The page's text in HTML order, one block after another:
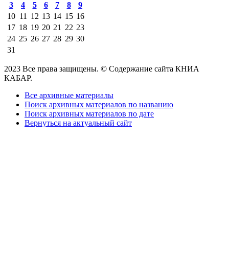
3
4 5 6 7 8
9
10 11 12 13 14 15 16
17 18 19 20 21 22 23
24 25 26 27 28 29 30
31
2023 Все права защищены. © Содержание сайта КНИА
КАБАР.
Все архивные материалы
Поиск архивных материалов по названию
Поиск архивных материалов по дате
Вернуться на актуальный сайт